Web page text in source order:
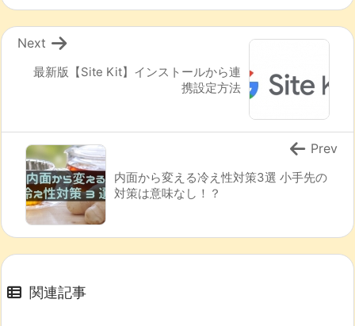
最新版【Site Kit】インストールから連
携設定方法
Next
内面から変える冷え性対策3選 小手先の
対策は意味なし！？
Prev
関連記事